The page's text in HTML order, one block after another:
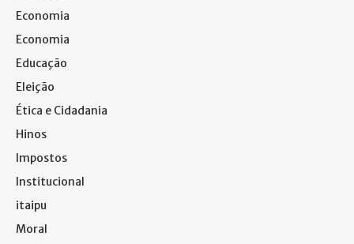
Economia
Economia
Educação
Eleição
Ética e Cidadania
Hinos
Impostos
Institucional
itaipu
Moral